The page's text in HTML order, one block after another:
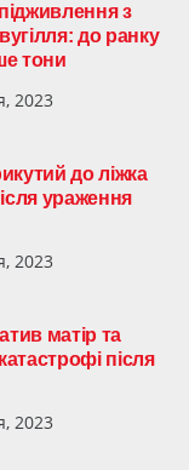
з
до ранку
тони
2023
до ліжка
ураження
2023
матір та
після
2023